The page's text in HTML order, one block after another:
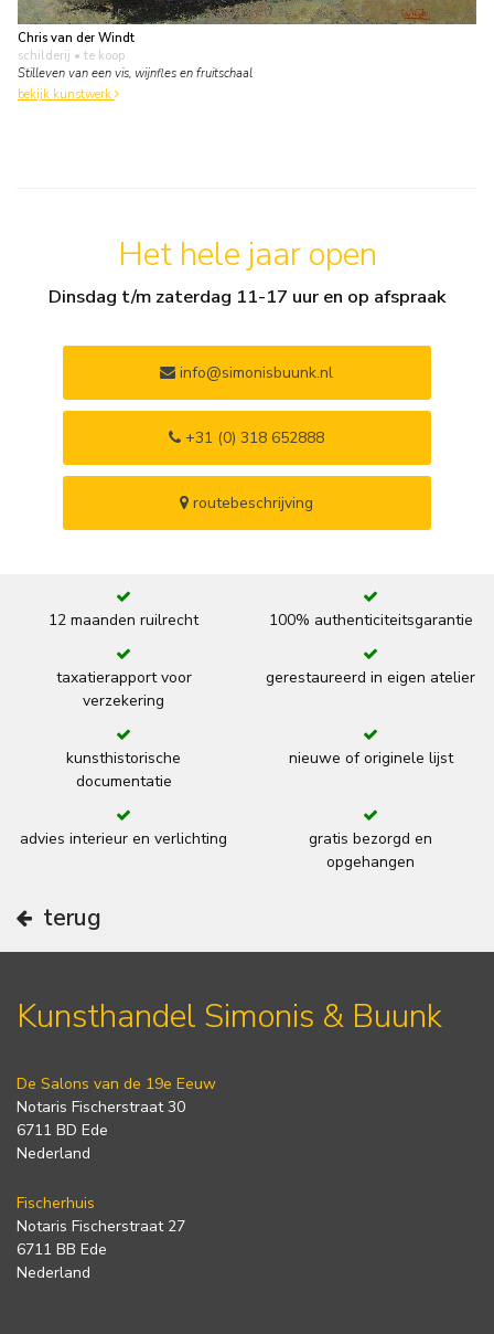
Chris van der Windt
schilderij • te koop
Stilleven van een vis, wijnfles en fruitschaal
bekijk kunstwerk
Het hele jaar open
Dinsdag t/m zaterdag 11-17 uur en op afspraak
info@simonisbuunk.nl
+31 (0) 318 652888
routebeschrijving
12 maanden ruilrecht 100% authenticiteitsgarantie
taxatierapport voor
verzekering
gerestaureerd in eigen atelier
kunsthistorische
documentatie
nieuwe of originele lijst
advies interieur en verlichting
gratis bezorgd en
opgehangen
terug
Kunsthandel Simonis & Buunk
De Salons van de 19e Eeuw
Notaris Fischerstraat 30
6711 BD Ede
Nederland
Fischerhuis
Notaris Fischerstraat 27
6711 BB Ede
Nederland